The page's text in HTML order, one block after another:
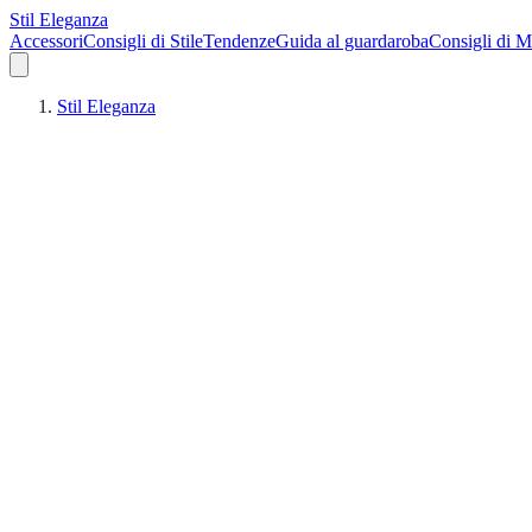
Stil Eleganza
AccessoriConsigli di StileTendenzeGuida al guardarobaConsigli di
Stil Eleganza